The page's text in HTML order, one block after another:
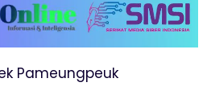
Pameungpeuk